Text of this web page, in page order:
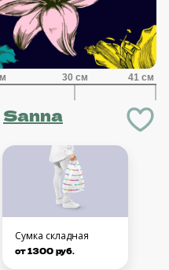
Sanna
Сумка складная
от 1300 руб.